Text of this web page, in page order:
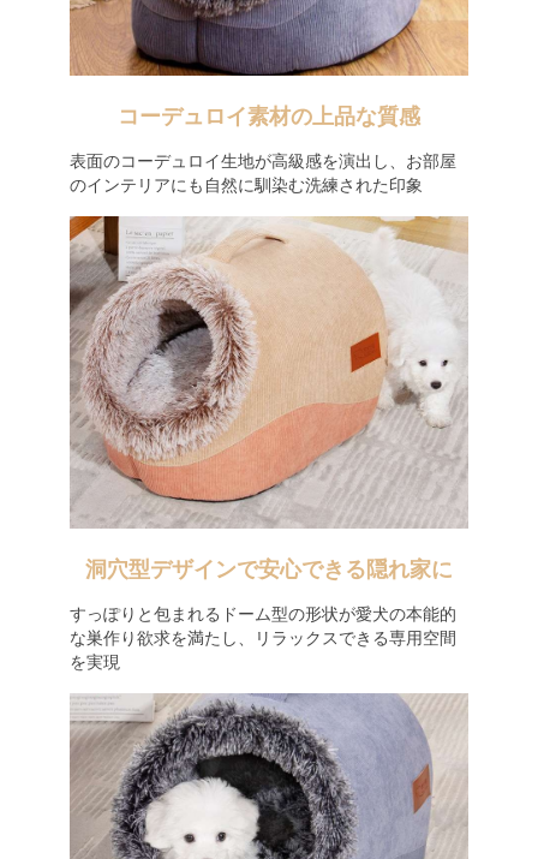
コーデュロイ素材の上品な質感
表面のコーデュロイ生地が高級感を演出し、お部屋
のインテリアにも自然に馴染む洗練された印象
洞穴型デザインで安心できる隠れ家に
すっぽりと包まれるドーム型の形状が愛犬の本能的
な巣作り欲求を満たし、リラックスできる専用空間
を実現